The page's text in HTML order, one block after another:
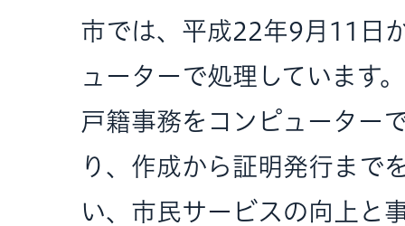
市では、平成22年9月11日
ューターで処理しています
戸籍事務をコンピューター
り、作成から証明発行まで
い、市民サービスの向上と